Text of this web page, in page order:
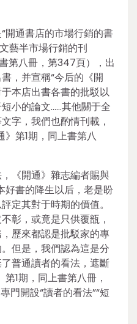
開通書店的市場行銷的書
藝半市場行銷的刊
第八冊，第347頁），出
，并宣稱“今后的《開
本店出書各書的批駁以
小的論文……其他關于全
字，我們也酌情刊載，
》第1期，同上書第八
《開通》雜志編者賜與
好書的降生以后，老是盼
定其對于時期的價值。
彰，或竟是只供覆瓿，
歷來都認是批駁家的專
但是，我們認為這是分
普通讀者的看法，遮斷
1期，同上書第八冊，
門開設“讀者的看法”“短